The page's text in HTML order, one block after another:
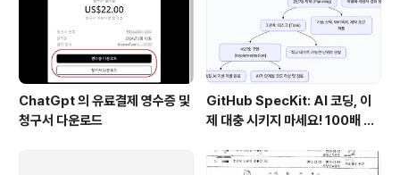
ChatGpt 의 유료결제 영수증 및
청구서 다운로드
GitHub SpecKit: AI 코딩, 이
제 대충 시키지 마세요! 100배 똑